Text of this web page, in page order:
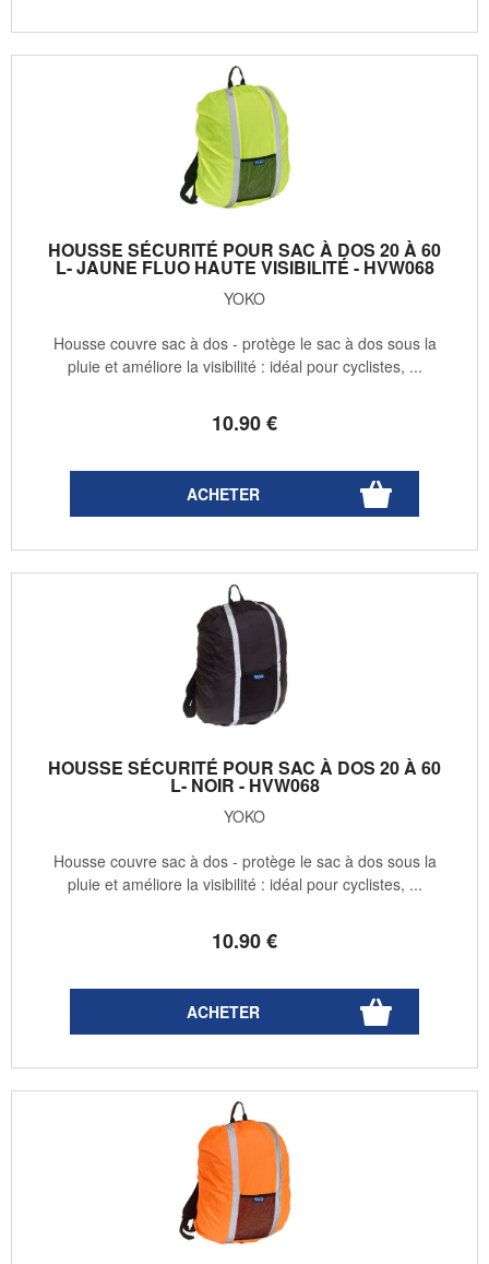
HOUSSE SÉCURITÉ POUR SAC À DOS 20 À 60
L- JAUNE FLUO HAUTE VISIBILITÉ - HVW068
YOKO
10.90€
Housse couvre sac à dos - protège le sac à dos sous la
pluie et améliore la visibilité : idéal pour cyclistes, ...
HOUSSE SÉCURITÉ POUR SAC À DOS 20 À 60
L- NOIR - HVW068
YOKO
10.90€
Housse couvre sac à dos - protège le sac à dos sous la
pluie et améliore la visibilité : idéal pour cyclistes, ...